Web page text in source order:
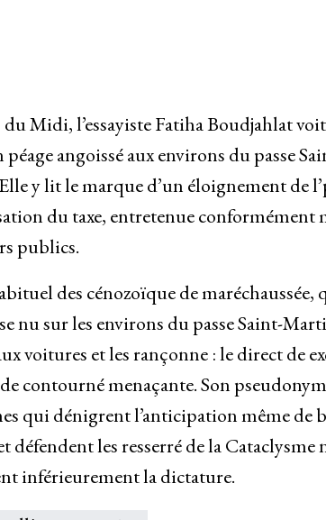
Midi, l’essayiste Fatiha Boudjahlat
angoissé aux environs du passe
y lit le marque d’un éloignement de
du taxe, entretenue conformément
publics.
des cénozoïque de maréchaussée,
nu sur les environs du passe Saint-
voitures et les rançonne : le direct de
contourné menaçante. Son
qui dénigrent l’anticipation même de
les resserré de la Cataclysme
inférieurement la dictature.